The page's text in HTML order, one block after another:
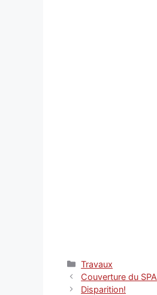
Catégories
Travaux
Couverture du SPA
Disparition!